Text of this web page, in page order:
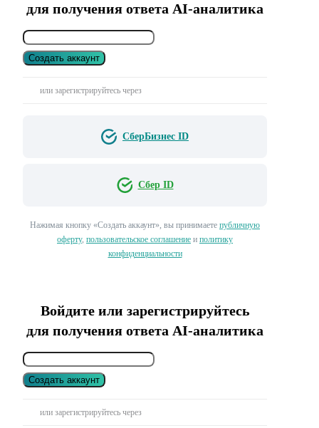
для получения ответа AI-аналитика
Создать аккаунт
или зарегистрируйтесь через
СберБизнес ID
Сбер ID
Нажимая кнопку «Создать аккаунт», вы принимаете публичную
оферту, пользовательское соглашение и политику
конфиденциальности
Войдите или зарегистрируйтесь
для получения ответа AI-аналитика
Создать аккаунт
или зарегистрируйтесь через